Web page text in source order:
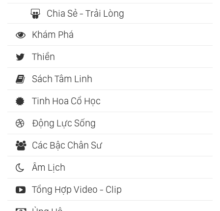
Chia Sẻ - Trải Lòng
Khám Phá
Thiền
Sách Tâm Linh
Tinh Hoa Cổ Học
Động Lực Sống
Các Bậc Chân Sư
Âm Lịch
Tổng Hợp Video - Clip